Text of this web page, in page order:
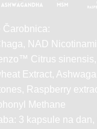
Čarobnica:
NAD
Citrus
Extract,
Raspberry
Methane
3 kapsule na dan,